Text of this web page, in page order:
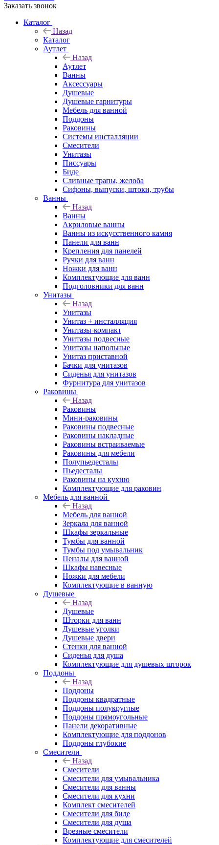
Заказать звонок
Каталог
Назад
Каталог
Аутлет
Назад
Аутлет
Ванны
Аксессуары
Душевые
Душевые гарнитуры
Мебель для ванной
Поддоны
Раковины
Системы инсталляции
Смесители
Унитазы
Писсуары
Биде
Сливные трапы, желоба
Сифоны, выпуски, штоки, трубы
Ванны
Назад
Ванны
Акриловые ванны
Ванны из искусственного камня
Панели для ванн
Крепления для панелей
Ручки для ванн
Ножки для ванн
Комплектующие для ванн
Подголовники для ванн
Унитазы
Назад
Унитазы
Унитаз + инсталляция
Унитазы-компакт
Унитазы подвесные
Унитазы напольные
Унитаз приставной
Бачки для унитазов
Сиденья для унитазов
Фурнитура для унитазов
Раковины
Назад
Раковины
Мини-раковины
Раковины подвесные
Раковины накладные
Раковины встраиваемые
Раковины для мебели
Полупьедесталы
Пьедесталы
Раковины на кухню
Комплектующие для раковин
Мебель для ванной
Назад
Мебель для ванной
Зеркала для ванной
Шкафы зеркальные
Тумбы для ванной
Тумбы под умывальник
Пеналы для ванной
Шкафы навесные
Ножки для мебели
Комплектующие в ванную
Душевые
Назад
Душевые
Шторки для ванн
Душевые уголки
Душевые двери
Стенки для ванной
Сиденья для душа
Комплектующие для душевых шторок
Поддоны
Назад
Поддоны
Поддоны квадратные
Поддоны полукруглые
Поддоны прямоугольные
Панели декоративные
Комплектующие для поддонов
Поддоны глубокие
Смесители
Назад
Смесители
Смесители для умывальника
Смесители для ванны
Смесители для кухни
Комплект смесителей
Смесители для биде
Смесители для душа
Врезные смесители
Комплектующие для смесителей